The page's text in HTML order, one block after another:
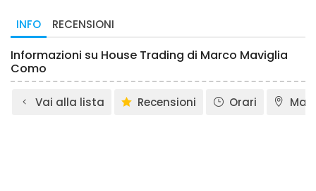
INFO RECENSIONI
Informazioni su House Trading di Marco Maviglia
Como
Vai alla lista Recensioni Orari